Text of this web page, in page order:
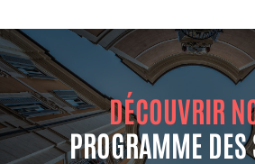
DÉCOUVRIR
PROGRAMME DES